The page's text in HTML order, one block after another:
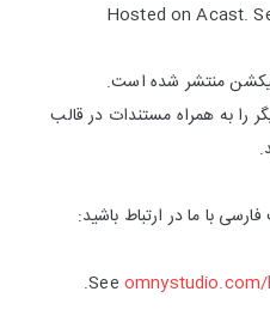
Hosted on Acast.
فیکشن منتشر شده است.
را به همراه مستندات در قالب
با ما در ارتباط باشید:
See